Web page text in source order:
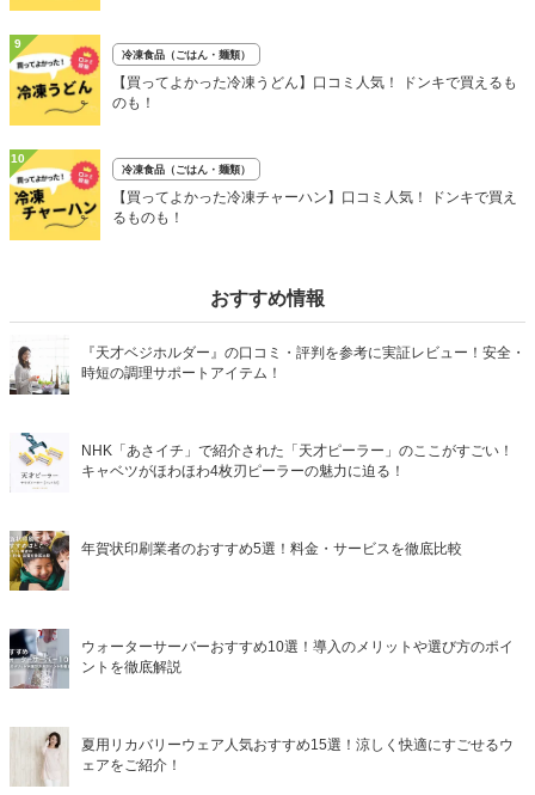
9
冷凍食品（ごはん・麺類）
【買ってよかった冷凍うどん】口コミ人気！ ドンキで買えるも
のも！
10
冷凍食品（ごはん・麺類）
【買ってよかった冷凍チャーハン】口コミ人気！ ドンキで買え
るものも！
おすすめ情報
『天才ベジホルダー』の口コミ・評判を参考に実証レビュー！安全・
時短の調理サポートアイテム！
NHK「あさイチ」で紹介された「天才ピーラー」のここがすごい！
キャベツがほわほわ4枚刃ピーラーの魅力に迫る！
年賀状印刷業者のおすすめ5選！料金・サービスを徹底比較
ウォーターサーバーおすすめ10選！導入のメリットや選び方のポイ
ントを徹底解説
夏用リカバリーウェア人気おすすめ15選！涼しく快適にすごせるウ
ェアをご紹介！